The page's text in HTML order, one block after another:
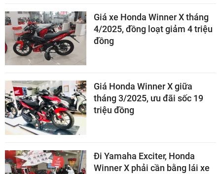
Giá xe Honda Winner X tháng
4/2025, đồng loạt giảm 4 triệu
đồng
Giá Honda Winner X giữa
tháng 3/2025, ưu đãi sốc 19
triệu đồng
Đi Yamaha Exciter, Honda
Winner X phải cần bằng lái xe